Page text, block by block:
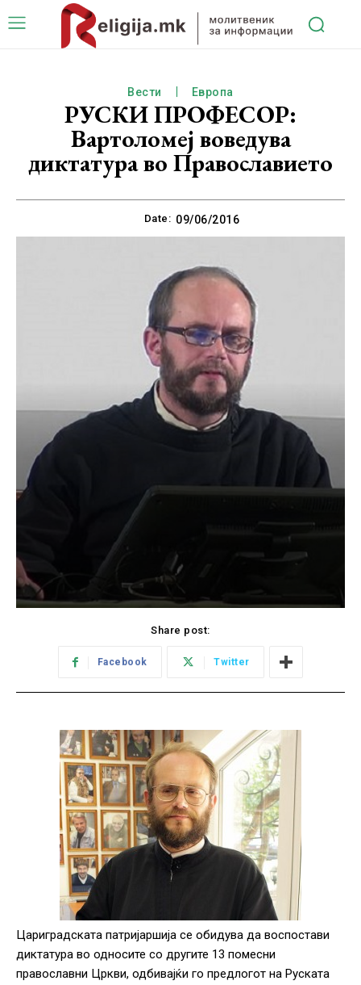
Вести Европа
РУСКИ ПРОФЕСОР:
Вартоломеј воведува
диктатура во Православието
Date: 09/06/2016
Share post:
Facebook Twitter
Цариградската патријаршија се обидува да воспостави
диктатура во односите со другите 13 помесни
православни Цркви, одбивајќи го предлогот на Руската